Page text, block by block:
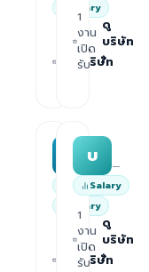
Salary
ดู
บริษัท
1
งาน
เปิด
รับ
ดู
บริษัท
›
Varisoft
—
AI
Salary
ดู
บริษัท
บ —
Salary
1
งาน
เปิด
รับ
ดู
บริษัท
›